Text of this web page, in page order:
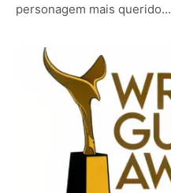
personagem mais querido…